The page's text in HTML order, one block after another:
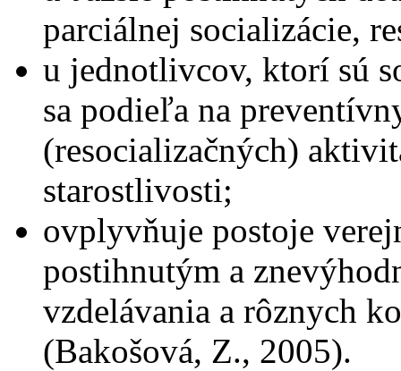
parciálnej socializácie,
u jednotlivcov, ktorí sú
sa podieľa na
(resocializačných)
starostlivosti;
ovplyvňuje postoje
postihnutým a
vzdelávania a rôznych
(Bakošová, Z., 2005).